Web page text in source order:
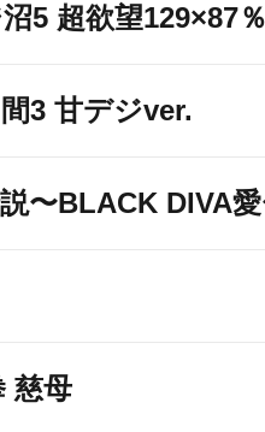
5 超欲望129×87
3 甘デジver.
〜BLACK DIVA
慈母